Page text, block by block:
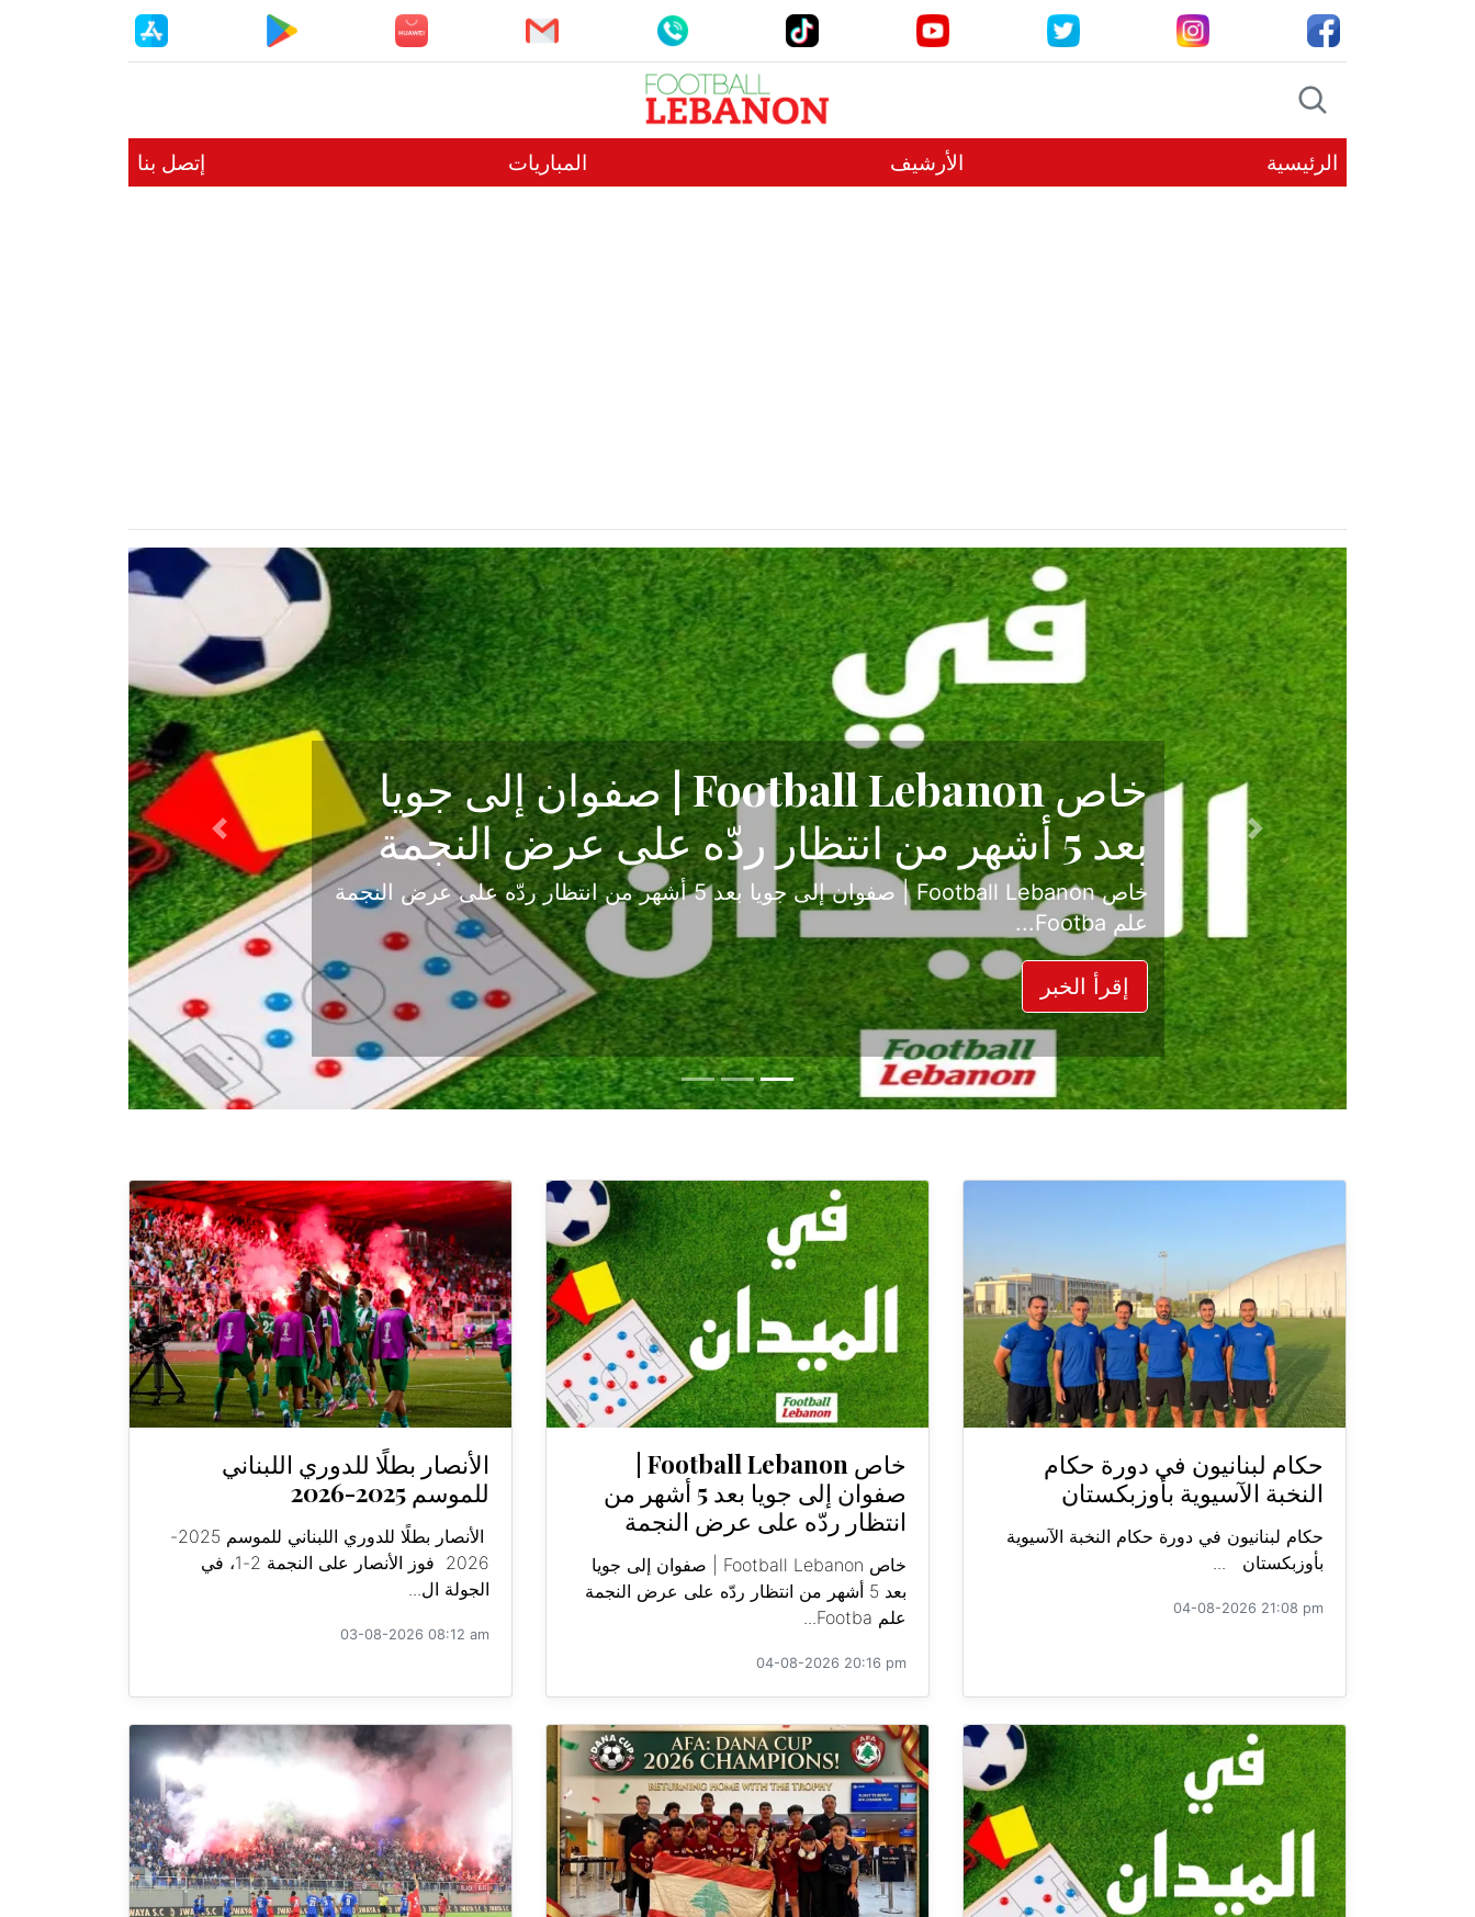
الرئيسية الأرشيف المباريات إتصل بنا
حكاية نجاح تبدأ من جبل محسن وتنتهي في
الدرجة الأولى
بعد موسم حافل بالإثارة والصراع في دوري الدرجة الثانية، نجح الإخاء الأهلي عاليه في
حسم ل...
إقرأ الخبر
Previous
Next
حكام لبنانيون في دورة حكام
النخبة الآسيوية بأوزبكستان
حكام لبنانيون في دورة حكام النخبة الآسيوية
بأوزبكستان ...
04-08-2026 21:08 pm
صفوان إلى جويا بعد 5 أشهر من
انتظار ردّه على عرض النجمة
خاص Football Lebanon | صفوان إلى جويا
بعد 5 أشهر من انتظار ردّه على عرض النجمة
علم Footba...
04-08-2026 20:16 pm
الأنصار بطلًا للدوري اللبناني
للموسم 2025-2026
الأنصار بطلًا للدوري اللبناني للموسم 2025-
2026 فوز الأنصار على النجمة 2-1، في
الجولة ال...
03-08-2026 08:12 am